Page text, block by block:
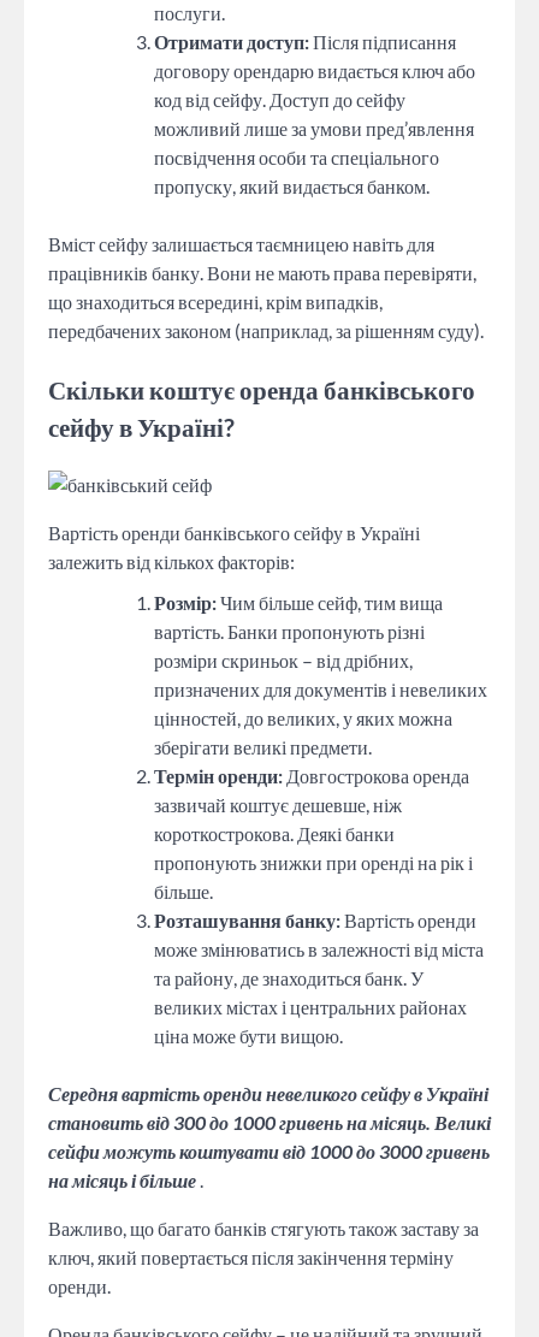
послуги.
Отримати доступ:Після підписання
договору орендарю видається ключ або
код від сейфу. Доступ до сейфу
можливий лише за умови пред’явлення
посвідчення особи та спеціального
пропуску, який видається банком.
Вміст сейфу залишається таємницею навіть для
працівників банку. Вони не мають права перевіряти,
що знаходиться всередині, крім випадків,
передбачених законом (наприклад, за рішенням суду).
Скільки коштує оренда банківського
сейфу в Україні?
Вартість оренди банківського сейфу в Україні
залежить від кількох факторів:
Розмір:Чим більше сейф, тим вища
вартість. Банки пропонують різні
розміри скриньок – від дрібних,
призначених для документів і невеликих
цінностей, до великих, у яких можна
зберігати великі предмети.
Термін оренди: Довгострокова оренда
зазвичай коштує дешевше, ніж
короткострокова. Деякі банки
пропонують знижки при оренді на рік і
більше.
Розташування банку:Вартість оренди
може змінюватись в залежності від міста
та району, де знаходиться банк. У
великих містах і центральних районах
ціна може бути вищою.
Середня вартість оренди невеликого сейфу в Україні
становить від 300 до 1000 гривень на місяць. Великі
сейфи можуть коштувати від 1000 до 3000 гривень
на місяць і більше.
Важливо, що багато банків стягують також заставу за
ключ, який повертається після закінчення терміну
оренди.